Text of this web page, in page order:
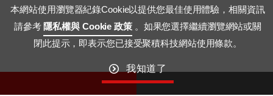
本網站使用瀏覽器紀錄Cookie以提供您最佳使用體驗，相關資訊
請參考 隱私權與 Cookie 政策 。如果您選擇繼續瀏覽網站或關
閉此提示，即表示您已接受聚積科技網站使用條款。
我知道了